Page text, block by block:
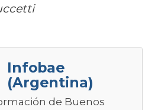
Infobae
(Argentina)
de Buenos